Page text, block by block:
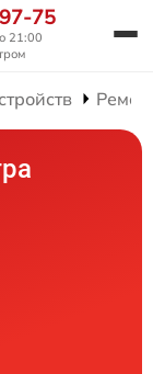
75
21:00